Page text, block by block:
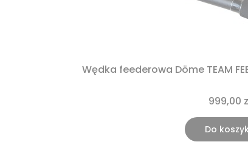
Wędka feederowa Döme TEAM
999,00
Do